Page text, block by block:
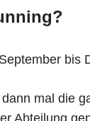
bis
mal die
Abteilung